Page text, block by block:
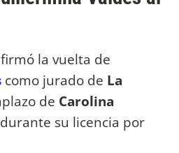
la vuelta de
como jurado de La
de Carolina
durante su licencia por